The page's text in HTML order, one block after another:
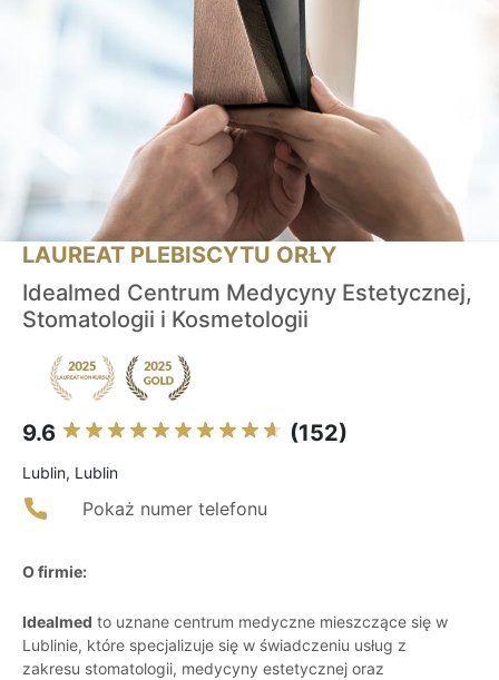
LAUREAT PLEBISCYTU ORŁY
Idealmed Centrum Medycyny Estetycznej,
Stomatologii i Kosmetologii
9.6 (152)
Lublin, Lublin
Pokaż numer telefonu
O firmie:
Idealmed to uznane centrum medyczne mieszczące się w
Lublinie, które specjalizuje się w świadczeniu usług z
zakresu stomatologii, medycyny estetycznej oraz